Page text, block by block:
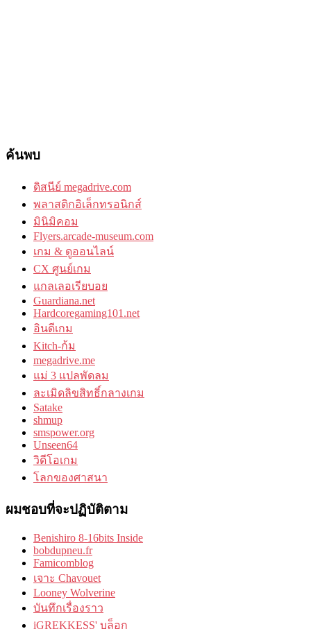
ค้นพบ
ดิสนีย์ megadrive.com
พลาสติกอิเล็กทรอนิกส์
มินิมิคอม
Flyers.arcade-museum.com
เกม & ดูออนไลน์
CX ศูนย์เกม
แกลเลอเรียบอย
Guardiana.net
Hardcoregaming101.net
อินดีเกม
Kitch-ก้ม
megadrive.me
แม่ 3 แปลพัดลม
ละเมิดลิขสิทธิ์กลางเกม
Satake
shmup
smspower.org
Unseen64
วิดีโอเกม
โลกของศาสนา
ผมชอบที่จะปฏิบัติตาม
Benishiro 8-16bits Inside
bobdupneu.fr
Famicomblog
เจาะ Chavouet
Looney Wolverine
บันทึกเรื่องราว
iGREKKESS' บล็อก